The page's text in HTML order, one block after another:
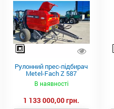
Рулонний прес-підбирач
Metel-Fach Z 587
В наявності
1 133 000,00 грн.